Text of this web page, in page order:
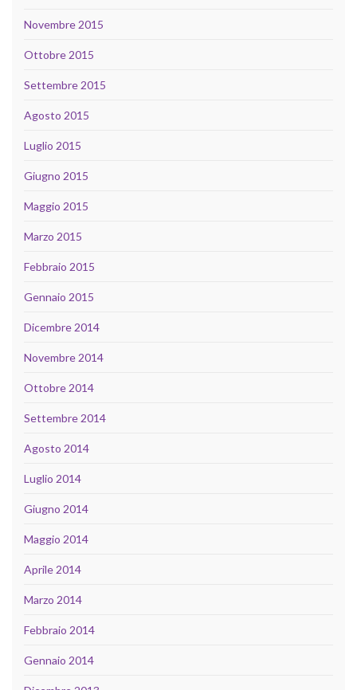
Novembre 2015
Ottobre 2015
Settembre 2015
Agosto 2015
Luglio 2015
Giugno 2015
Maggio 2015
Marzo 2015
Febbraio 2015
Gennaio 2015
Dicembre 2014
Novembre 2014
Ottobre 2014
Settembre 2014
Agosto 2014
Luglio 2014
Giugno 2014
Maggio 2014
Aprile 2014
Marzo 2014
Febbraio 2014
Gennaio 2014